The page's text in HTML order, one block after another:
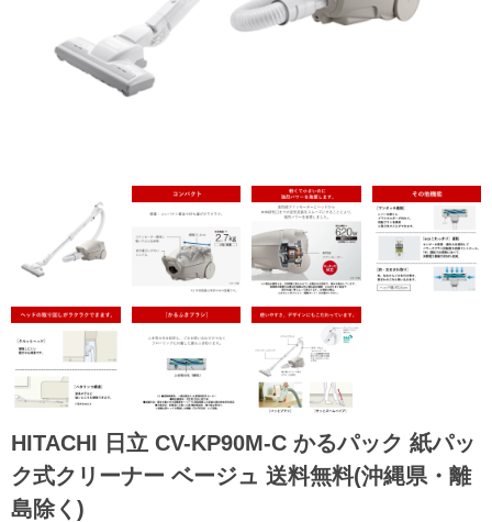
HITACHI 日立 CV-KP90M-C かるパック 紙パッ
ク式クリーナー ベージュ 送料無料(沖縄県・離
島除く)